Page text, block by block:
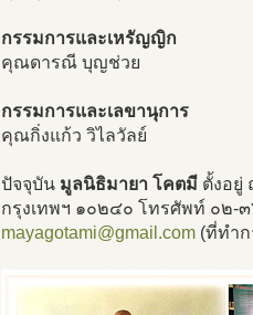
กรรมการและเหรัญญิก
คุณดารณี บุญช่วย
กรรมการและเลขานุการ
คุณกิ่งแก้ว วิไลวัลย์
ปัจจุบัน มูลนิธิมายา โคตมี ตั้งอยู่
กรุงเทพฯ ๑๐๒๔๐ โทรศัพท์ ๐๒-
mayagotami@gmail.com (ที่ทำ